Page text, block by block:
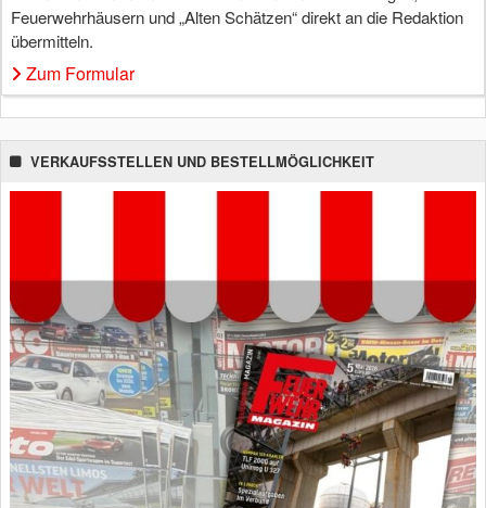
Feuerwehrhäusern und „Alten Schätzen“ direkt an die Redaktion
übermitteln.
Zum Formular
VERKAUFSSTELLEN UND BESTELLMÖGLICHKEIT